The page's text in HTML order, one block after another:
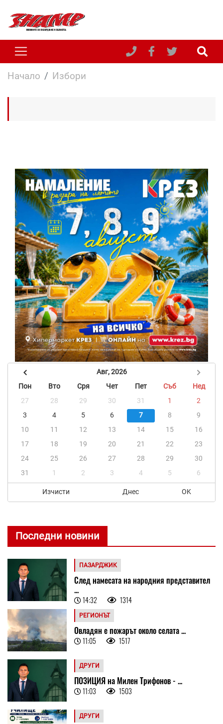
Начало Избори
Авг, 2026
Пон
Вто Сря Чет Пет Съб
Нед
27
28 29 30 31 1
2
3
4 5 6 7 8
9
10
11 12 13 14 15
16
17
18 19 20 21 22
23
24
25 26 27 28 29
30
31
1 2 3 4 5 6
Изчисти Днес OK
Последни новини
ПАЗАРДЖИК
След намесата на народния представител
...
14:32 1314
РЕГИОНЪТ
Овладян е пожарът около селата ...
11:05 1517
ДРУГИ
ПОЗИЦИЯ на Милен Трифонов - ...
11:03 1503
ДРУГИ